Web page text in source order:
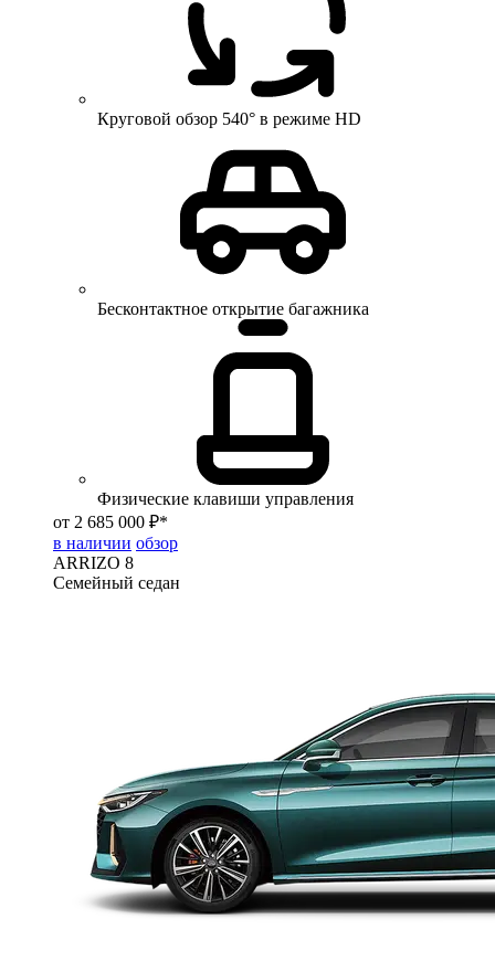
Круговой обзор 540° в режиме HD
Бесконтактное открытие багажника
Физические клавиши управления
от 2 685 000 ₽*
в наличии обзор
ARRIZO 8
Семейный седан